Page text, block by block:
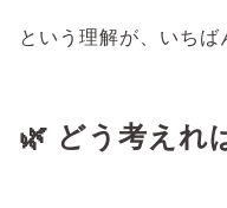
という理解が、いちば
🌿 どう考えれ